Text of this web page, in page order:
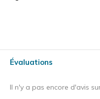
Évaluations
Il n'y a pas encore d'avis